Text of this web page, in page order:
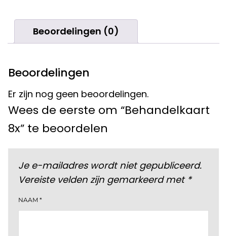
Beoordelingen (0)
Beoordelingen
Er zijn nog geen beoordelingen.
Wees de eerste om “Behandelkaart
8x” te beoordelen
Je e-mailadres wordt niet gepubliceerd.
Vereiste velden zijn gemarkeerd met *
NAAM *